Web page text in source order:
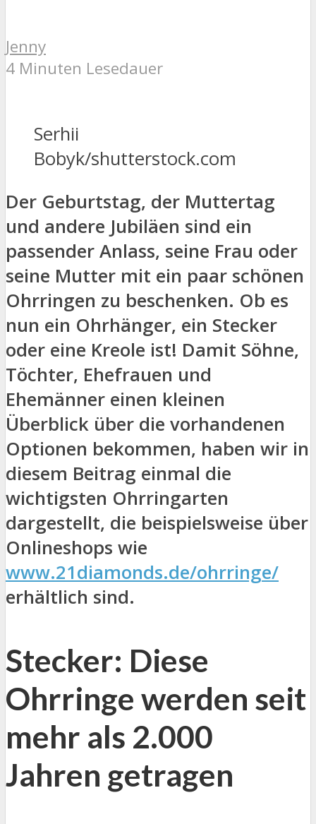
Jenny
4 Minuten Lesedauer
Serhii
Bobyk/shutterstock.com
Der Geburtstag, der Muttertag
und andere Jubiläen sind ein
passender Anlass, seine Frau oder
seine Mutter mit ein paar schönen
Ohrringen zu beschenken. Ob es
nun ein Ohrhänger, ein Stecker
oder eine Kreole ist! Damit Söhne,
Töchter, Ehefrauen und
Ehemänner einen kleinen
Überblick über die vorhandenen
Optionen bekommen, haben wir in
diesem Beitrag einmal die
wichtigsten Ohrringarten
dargestellt, die beispielsweise über
Onlineshops wie
www.21diamonds.de/ohrringe/
erhältlich sind.
Stecker: Diese
Ohrringe werden seit
mehr als 2.000
Jahren getragen